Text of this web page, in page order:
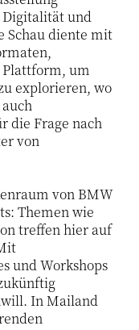
und
Schau diente mit
Plattform, um
explorieren, wo
die Frage nach
von
von BMW
Themen wie
treffen hier auf
und Workshops
In Mailand